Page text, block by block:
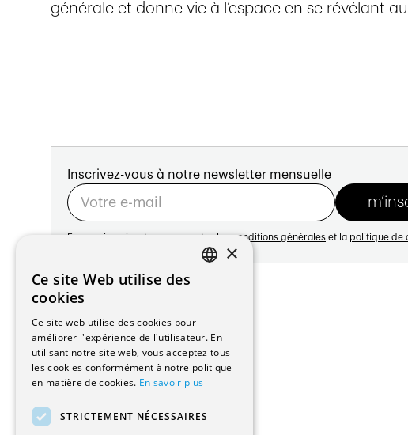
générale et donne vie à l’espace en se révélant
Inscrivez-vous à notre newsletter mensuelle
En vous inscrivant vous acceptez les conditions générales et la politique de
Adresse:
Avenue de Longemalle 21
1020 Renens
Suisse
Contact:
Édition: +41 21 635 16 82
Plateforme: +41 21 631 10 50
info@architectes.ch
×
Ce site Web utilise des
cookies
Ce site web utilise des cookies pour
améliorer l'expérience de l'utilisateur. En
utilisant notre site web, vous acceptez tous
les cookies conformément à notre politique
en matière de cookies. En savoir plus
STRICTEMENT NÉCESSAIRES